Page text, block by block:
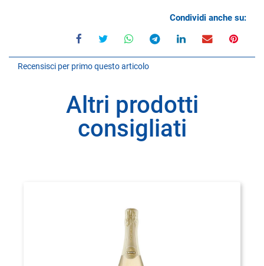
Condividi anche su:
Recensisci per primo questo articolo
Altri prodotti
consigliati